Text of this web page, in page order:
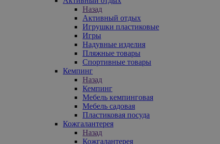
Назад
Активный отдых
Игрушки пластиковые
Игры
Надувные изделия
Пляжные товары
Спортивные товары
Кемпинг
Назад
Кемпинг
Мебель кемпинговая
Мебель садовая
Пластиковая посуда
Кожгалантерея
Назад
Кожгалантерея